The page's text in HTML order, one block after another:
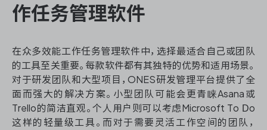
作任务管理软件
在众多效能工作任务管理软件中，选择最适合自己或团队
的工具至关重要。每款软件都有其独特的优势和适用场景。
对于研发团队和大型项目，ONES研发管理平台提供了全
面而强大的解决方案。小型团队可能会更青睐Asana或
Trello的简洁直观。个人用户则可以考虑Microsoft To Do
这样的轻量级工具。而对于需要灵活工作空间的团队，